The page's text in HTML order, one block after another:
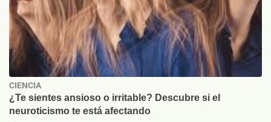
CIENCIA
¿Te sientes ansioso o irritable? Descubre si el
neuroticismo te está afectando